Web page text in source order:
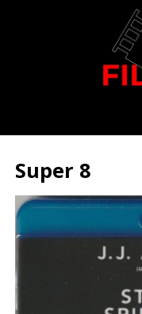
Super 8